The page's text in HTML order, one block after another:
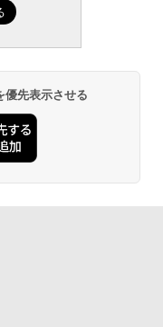
優先表示させる